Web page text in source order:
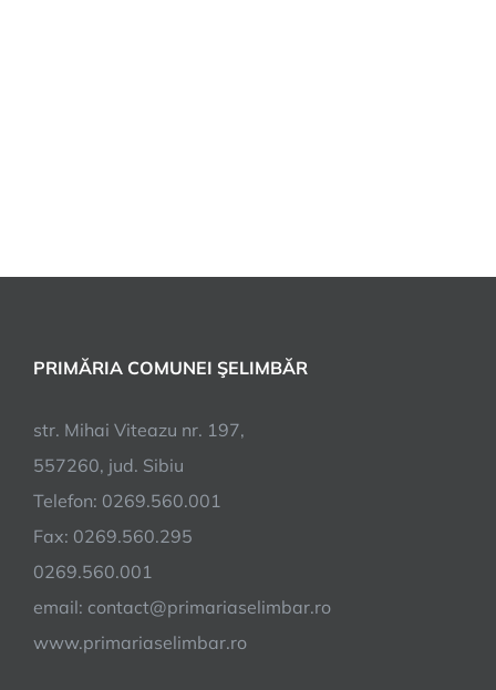
PRIMĂRIA COMUNEI ŞELIMBĂR
str. Mihai Viteazu nr. 197,
557260, jud. Sibiu
Telefon: 0269.560.001
Fax: 0269.560.295
0269.560.001
email: contact@primariaselimbar.ro
www.primariaselimbar.ro